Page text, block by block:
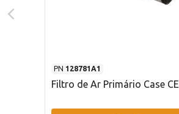
PN 128781A1
Filtro de Ar Primário Case CE